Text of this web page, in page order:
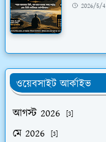
2026/5/4
ওয়েবসাইট আর্কাইভ
আগস্ট 2026
[3]
মে 2026 [3]